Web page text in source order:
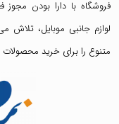
فروشگاه با دارا بودن
لوازم جانبی موبایل، تلاش
متنوع را برای خرید محصولات